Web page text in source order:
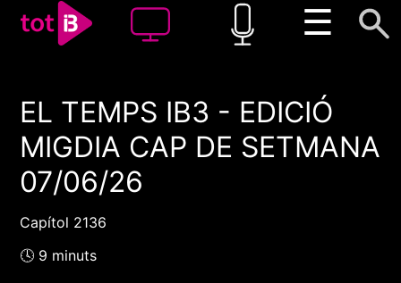
☰
00:00 00:00
1x
EL TEMPS IB3 - EDICIÓ
MIGDIA CAP DE SETMANA
07/06/26
Capítol 2136
🕓 9 minuts